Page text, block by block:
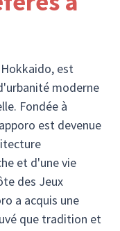
est
moderne
Fondée à
est devenue
et d'une vie
des Jeux
a acquis une
que tradition et